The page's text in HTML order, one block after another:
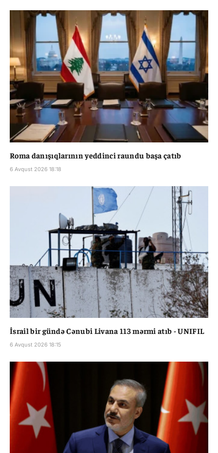
Roma danışıqlarının yeddinci raundu başa çatıb
6 Avqust 2026 18:18
İsrail bir gündə Cənubi Livana 113 mərmi atıb - UNIFIL
6 Avqust 2026 18:15